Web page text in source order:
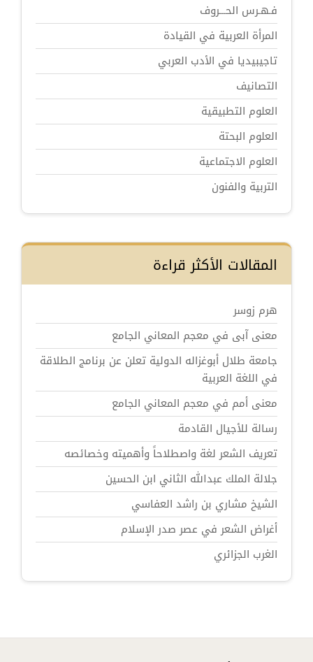
فـهـرس الحـــروف
المرأة العربية في القيادة
تاجيبيديا في الأدب العربي
التصانيف
العلوم التطبيقية
العلوم البحتة
العلوم الاجتماعية
التربية والفنون
المقالات الأكثر قراءة
هرم زوسر
معنى آبى في معجم المعاني الجامع
جامعة طلال أبوغزاله الدولية تعلن عن برنامج الطلاقة
في اللغة العربية
معنى أمم في معجم المعاني الجامع
رسالة للأجيال القادمة
تعريف الشعر لغة واصطلاحاً وأهميته وخصائصه
جلالة الملك عبدالله الثاني ابن الحسين
الشيخ مشاري بن راشد العفاسي
أغراض الشعر في عصر صدر الإسلام
الغرب الجزائري